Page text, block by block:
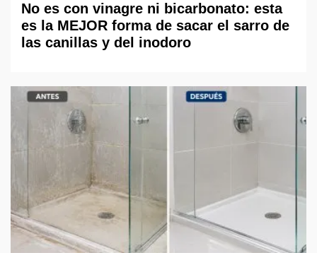
No es con vinagre ni bicarbonato: esta
es la MEJOR forma de sacar el sarro de
las canillas y del inodoro